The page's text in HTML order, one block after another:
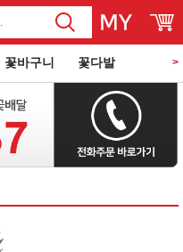
꽃바구니 꽃다발
꽃과 케익 쌀화환
>